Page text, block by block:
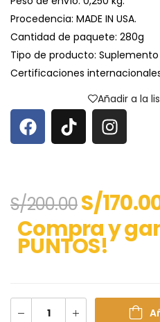
Procedencia: MADE IN USA.
Cantidad de paquete: 280g
Tipo de producto:
Certificaciones
Añadir a la
S/200.00S/
Compra y
PUNTOS!